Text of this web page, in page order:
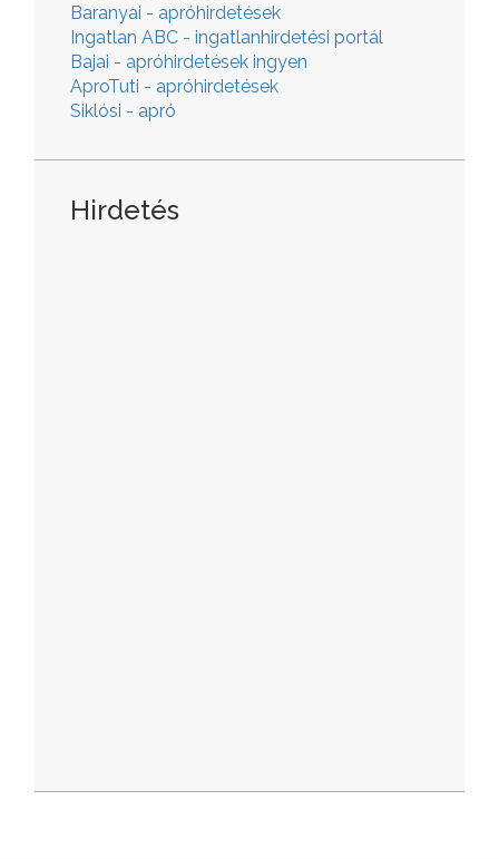
Baranyai - apróhirdetések
Ingatlan ABC - ingatlanhirdetési portál
Bajai - apróhirdetések ingyen
AproTuti - apróhirdetések
Siklósi - apró
Hirdetés